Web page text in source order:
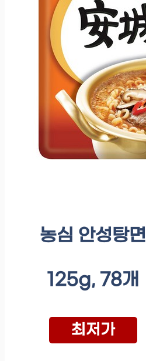
농심 안성탕면
125g, 78개
최저가